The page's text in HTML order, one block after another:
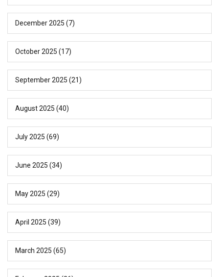
December 2025 (7)
October 2025 (17)
September 2025 (21)
August 2025 (40)
July 2025 (69)
June 2025 (34)
May 2025 (29)
April 2025 (39)
March 2025 (65)